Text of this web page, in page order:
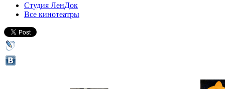
Студия ЛенДок
Все кинотеатры